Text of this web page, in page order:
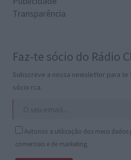
Transparência
Faz-te sócio do Rádio
Subscreve a nossa newsletter para
sócio rca.
Autorizo a utilização dos meus dados
comerciais e de marketing.